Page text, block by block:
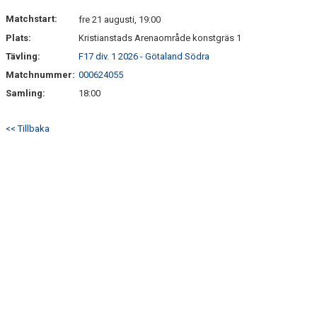
Matchstart:
fre 21 augusti, 19:00
Plats:
Kristianstads Arenaområde konstgräs 1
Tävling:
F17 div. 1 2026 - Götaland Södra
Matchnummer: 000624055
Samling:
18:00
<< Tillbaka